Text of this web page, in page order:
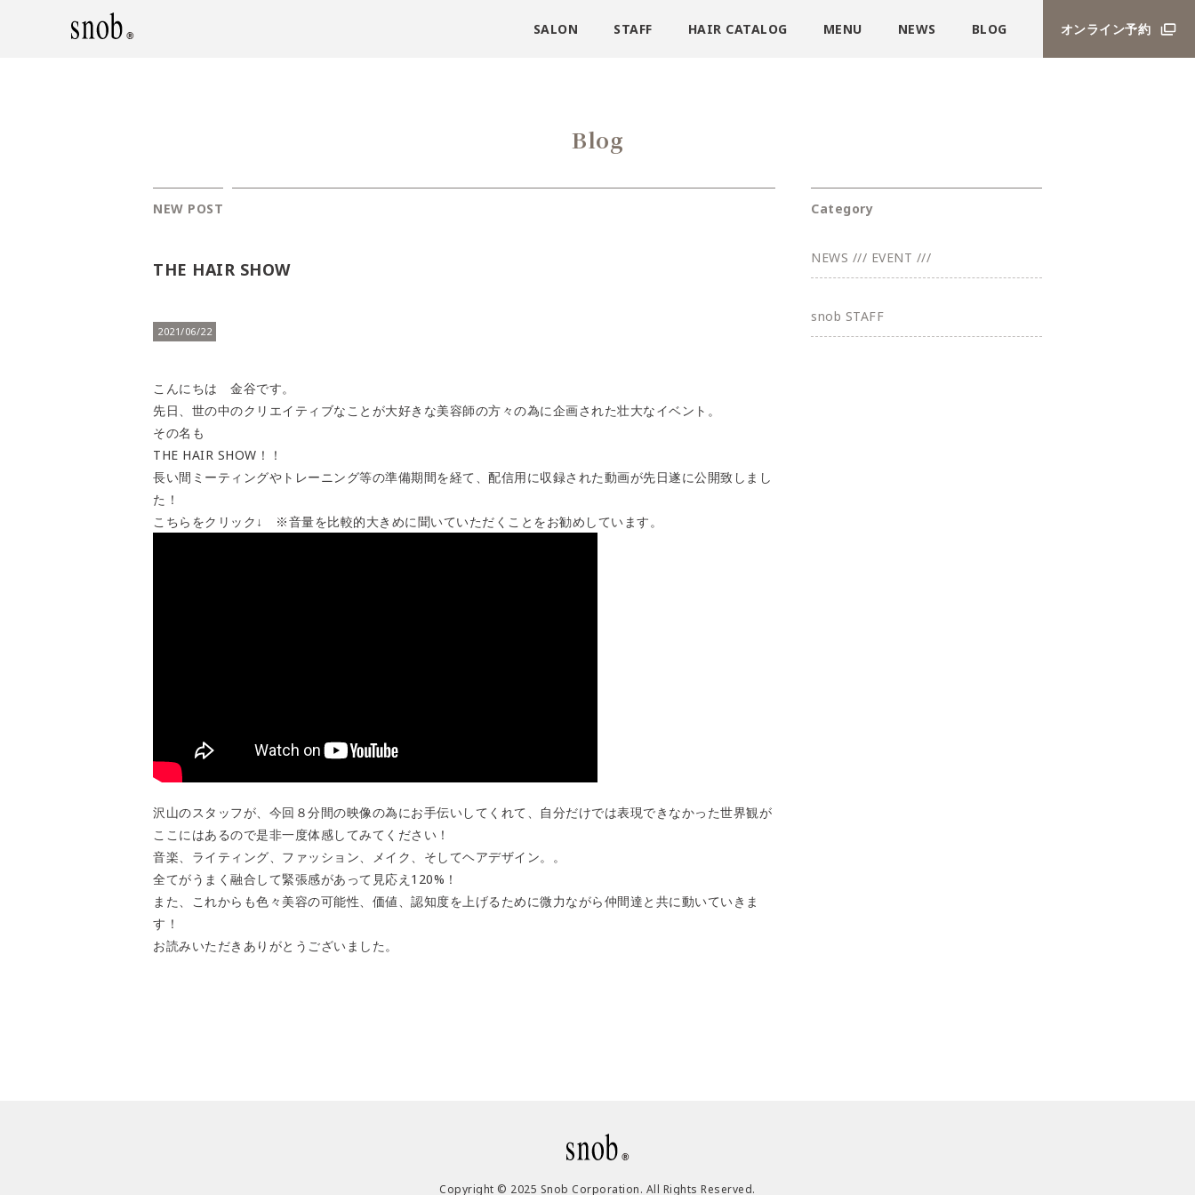
SALON STAFF HAIR CATALOG MENU NEWS BLOG オンライン予約
Blog
NEW POST
THE HAIR SHOW
2021/06/22
こんにちは 金谷です。
先日、世の中のクリエイティブなことが大好きな美容師の方々の為に企画された壮大なイベント。
その名も
THE HAIR SHOW！！
長い間ミーティングやトレーニング等の準備期間を経て、配信用に収録された動画が先日遂に公開致しまし
た！
こちらをクリック↓ ※音量を比較的大きめに聞いていただくことをお勧めしています。
沢山のスタッフが、今回８分間の映像の為にお手伝いしてくれて、自分だけでは表現できなかった世界観が
ここにはあるので是非一度体感してみてください！
音楽、ライティング、ファッション、メイク、そしてヘアデザイン。。
全てがうまく融合して緊張感があって見応え120%！
また、これからも色々美容の可能性、価値、認知度を上げるために微力ながら仲間達と共に動いていきま
す！
お読みいただきありがとうございました。
Category
NEWS /// EVENT ///
snob STAFF
Copyright © 2025 Snob Corporation. All Rights Reserved.